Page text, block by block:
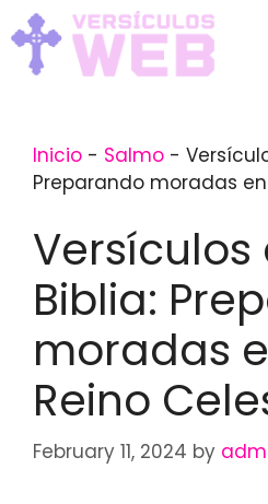
Skip
to
content
Inicio - Salmo -
Preparando moradas
Versículos
Biblia:
moradas
Reino
February 11, 2024 by